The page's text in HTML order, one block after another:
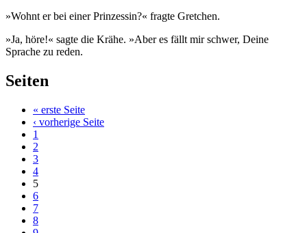
»Wohnt er bei einer Prinzessin?« fragte Gretchen.
»Ja, höre!« sagte die Krähe. »Aber es fällt mir schwer, Deine
Sprache zu reden.
Seiten
« erste Seite
‹ vorherige Seite
1
2
3
4
5
6
7
8